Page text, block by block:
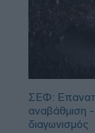
ΣΕΦ:
αναβάθμιση
διαγωνισμός